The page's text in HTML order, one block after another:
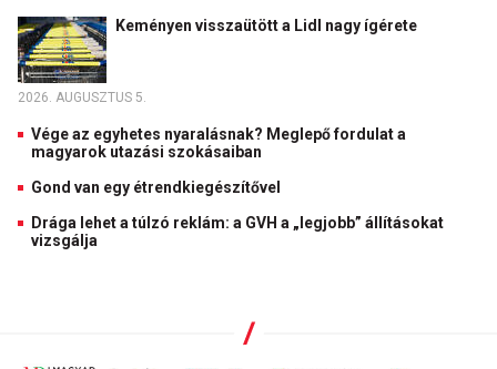
Keményen visszaütött a Lidl nagy ígérete
2026. AUGUSZTUS 5.
Vége az egyhetes nyaralásnak? Meglepő fordulat a
magyarok utazási szokásaiban
Gond van egy étrendkiegészítővel
Drága lehet a túlzó reklám: a GVH a „legjobb” állításokat
vizsgálja